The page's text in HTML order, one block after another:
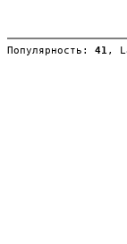
Популярность: 41